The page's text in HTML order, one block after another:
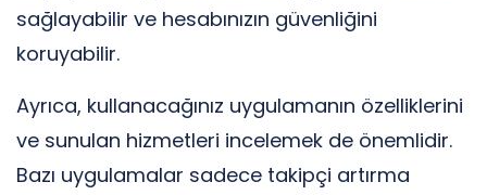
sağlayabilir ve hesabınızın güvenliğini
koruyabilir.
Ayrıca, kullanacağınız uygulamanın özelliklerini
ve sunulan hizmetleri incelemek de önemlidir.
Bazı uygulamalar sadece takipçi artırma